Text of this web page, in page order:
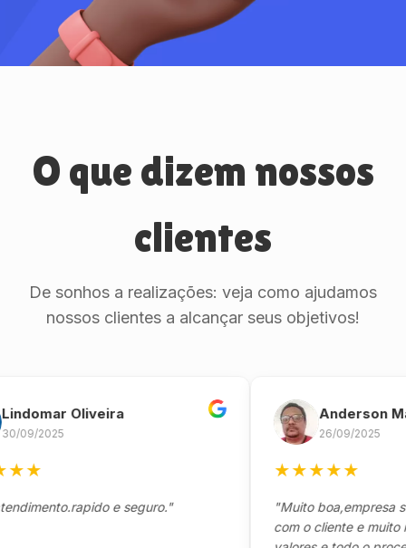
O que dizem nossos
clientes
De sonhos a realizações: veja como ajudamos
nossos clientes a alcançar seus objetivos!
Oliveira
2025
e seguro."
Anderson
26/09/2025
★★★
"Muito boa,empresa séria
com o cliente e muito